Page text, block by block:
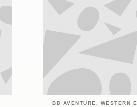
BD AVENTURE, WESTERN